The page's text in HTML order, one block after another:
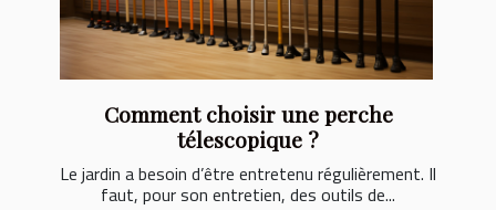
Comment choisir une perche
télescopique ?
Le jardin a besoin d’être entretenu régulièrement. Il
faut, pour son entretien, des outils de...